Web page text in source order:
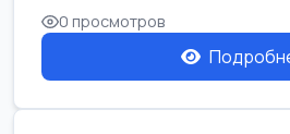
0 просмотров